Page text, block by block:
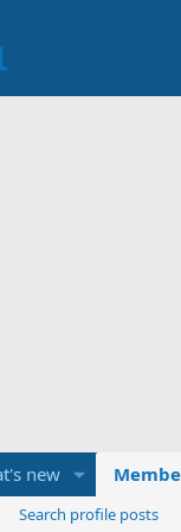
new
Search profile posts